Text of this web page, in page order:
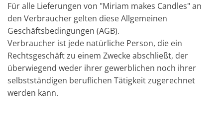
Für alle Lieferungen von "Miriam makes Candles" an
den Verbraucher gelten diese Allgemeinen
Geschäftsbedingungen (AGB).
Verbraucher ist jede natürliche Person, die ein
Rechtsgeschäft zu einem Zwecke abschließt, der
überwiegend weder ihrer gewerblichen noch ihrer
selbstständigen beruflichen Tätigkeit zugerechnet
werden kann.